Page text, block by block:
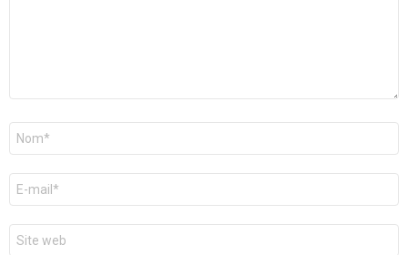
Nom
E-
mail
*
Site
web